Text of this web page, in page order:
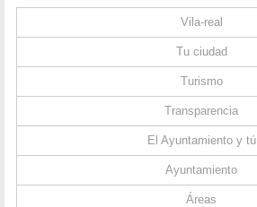
Vila-real
Tu ciudad
Turismo
Transparencia
El Ayuntamiento y tú
Ayuntamiento
Áreas